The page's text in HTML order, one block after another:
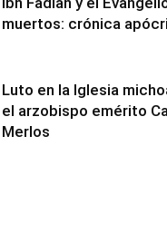
muertos: crónica
Luto en la Iglesia
el arzobispo emérito
Merlos